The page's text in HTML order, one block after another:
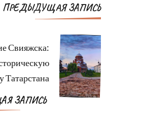
Навигация
ПРЕДЫДУЩАЯ ЗАПИСЬ
Свияжска:
ЗАПИСЬ